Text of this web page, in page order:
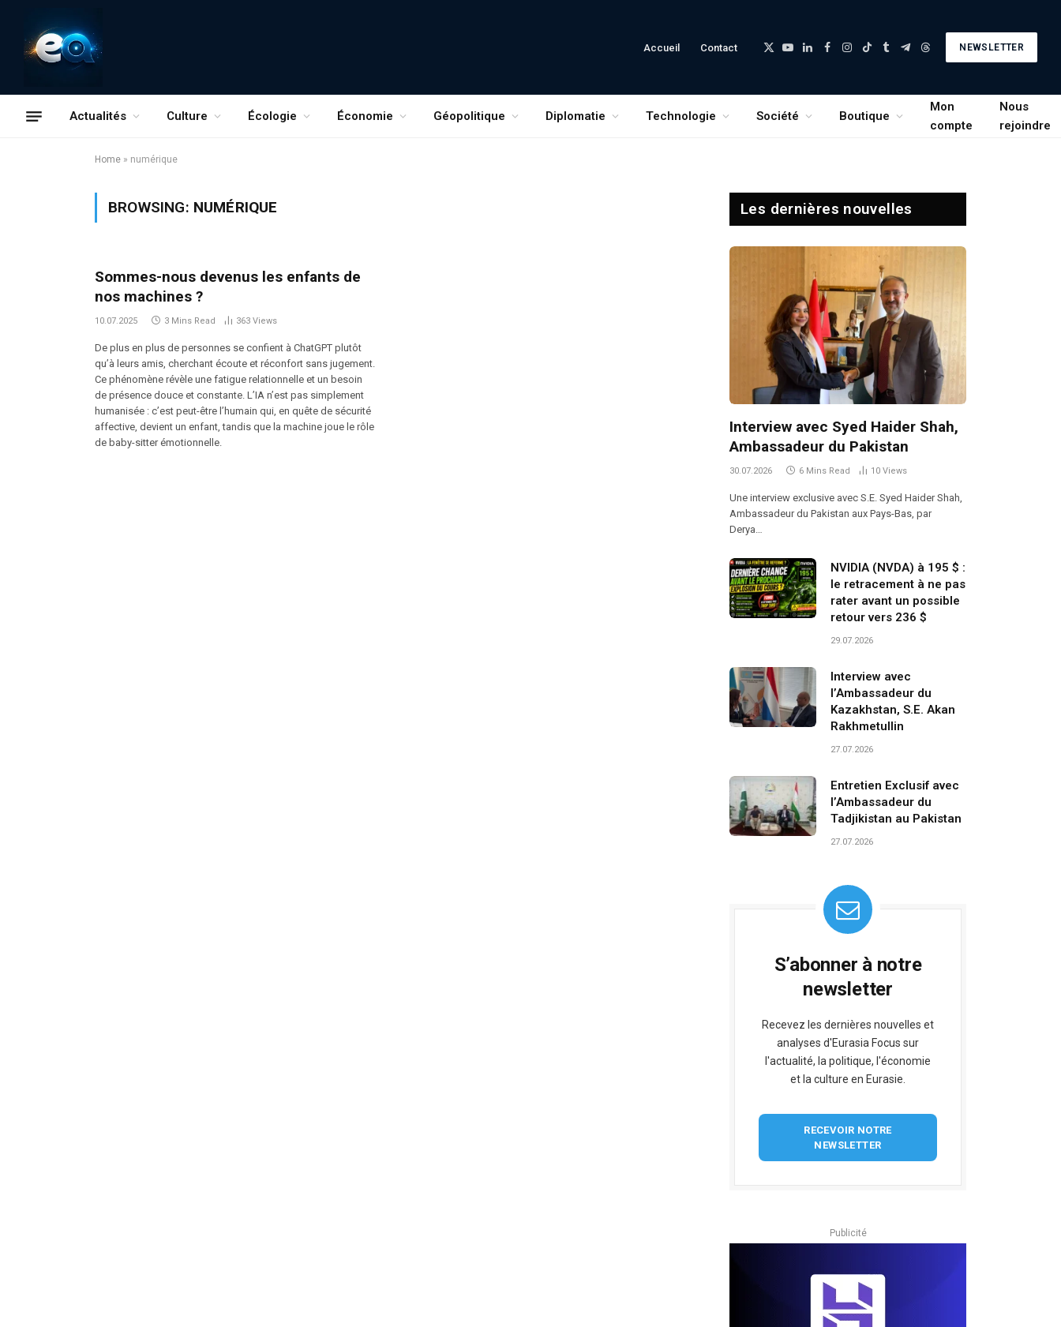
Accueil Contact
X
YouTube
LinkedInFacebook
Instagram
TikTokTumblrTelegramThreads
NEWSLETTER
Actualités Culture Écologie Économie Géopolitique Diplomatie Technologie Société Boutique
Mon
compte
Nous
rejoindre
Home » numérique
BROWSING: NUMÉRIQUE
Sommes-nous devenus les enfants de
nos machines ?
10.07.2025 3 Mins Read 363 Views
De plus en plus de personnes se confient à ChatGPT plutôt
qu’à leurs amis, cherchant écoute et réconfort sans jugement.
Ce phénomène révèle une fatigue relationnelle et un besoin
de présence douce et constante. L’IA n’est pas simplement
humanisée : c’est peut-être l’humain qui, en quête de sécurité
affective, devient un enfant, tandis que la machine joue le rôle
de baby-sitter émotionnelle.
Les dernières nouvelles
Interview avec Syed Haider Shah,
Ambassadeur du Pakistan
30.07.2026 6 Mins Read 10 Views
Une interview exclusive avec S.E. Syed Haider Shah,
Ambassadeur du Pakistan aux Pays-Bas, par
Derya…
NVIDIA (NVDA) à 195 $ :
le retracement à ne pas
rater avant un possible
retour vers 236 $
29.07.2026
Interview avec
l’Ambassadeur du
Kazakhstan, S.E. Akan
Rakhmetullin
27.07.2026
Entretien Exclusif avec
l’Ambassadeur du
Tadjikistan au Pakistan
27.07.2026
S’abonner à notre
newsletter
Recevez les dernières nouvelles et
analyses d'Eurasia Focus sur
l'actualité, la politique, l'économie
et la culture en Eurasie.
RECEVOIR NOTRE
NEWSLETTER
Publicité